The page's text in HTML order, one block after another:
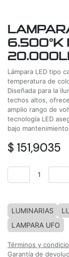
6.500°K
Lámpara LED tipo
temperatura de
Diseñada para la
techos altos,
amplio rango de
tecnología LED
bajo
$ 151,9035
LUMINARIAS
LAMPARA UFO
Términos y
Garantía de